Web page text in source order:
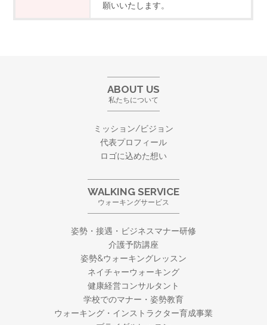
願いいたします。
ABOUT US
私たちについて
ミッション/ビジョン
代表プロフィール
ロゴに込めた想い
WALKING SERVICE
ウォーキングサービス
姿勢・接遇・ビジネスマナー研修
介護予防講座
姿勢&ウォーキングレッスン
ネイチャーウォーキング
健康経営コンサルタント
学校でのマナー・姿勢教育
ウォーキング・ インストラクター育成事業